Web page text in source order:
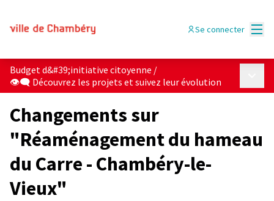
Se connecter
Budget d&#39;initiative citoyenne /
👁‍🗨 Découvrez les projets et suivez leur évolution
Changements sur
"Réaménagement du hameau
du Carre - Chambéry-le-
Vieux"